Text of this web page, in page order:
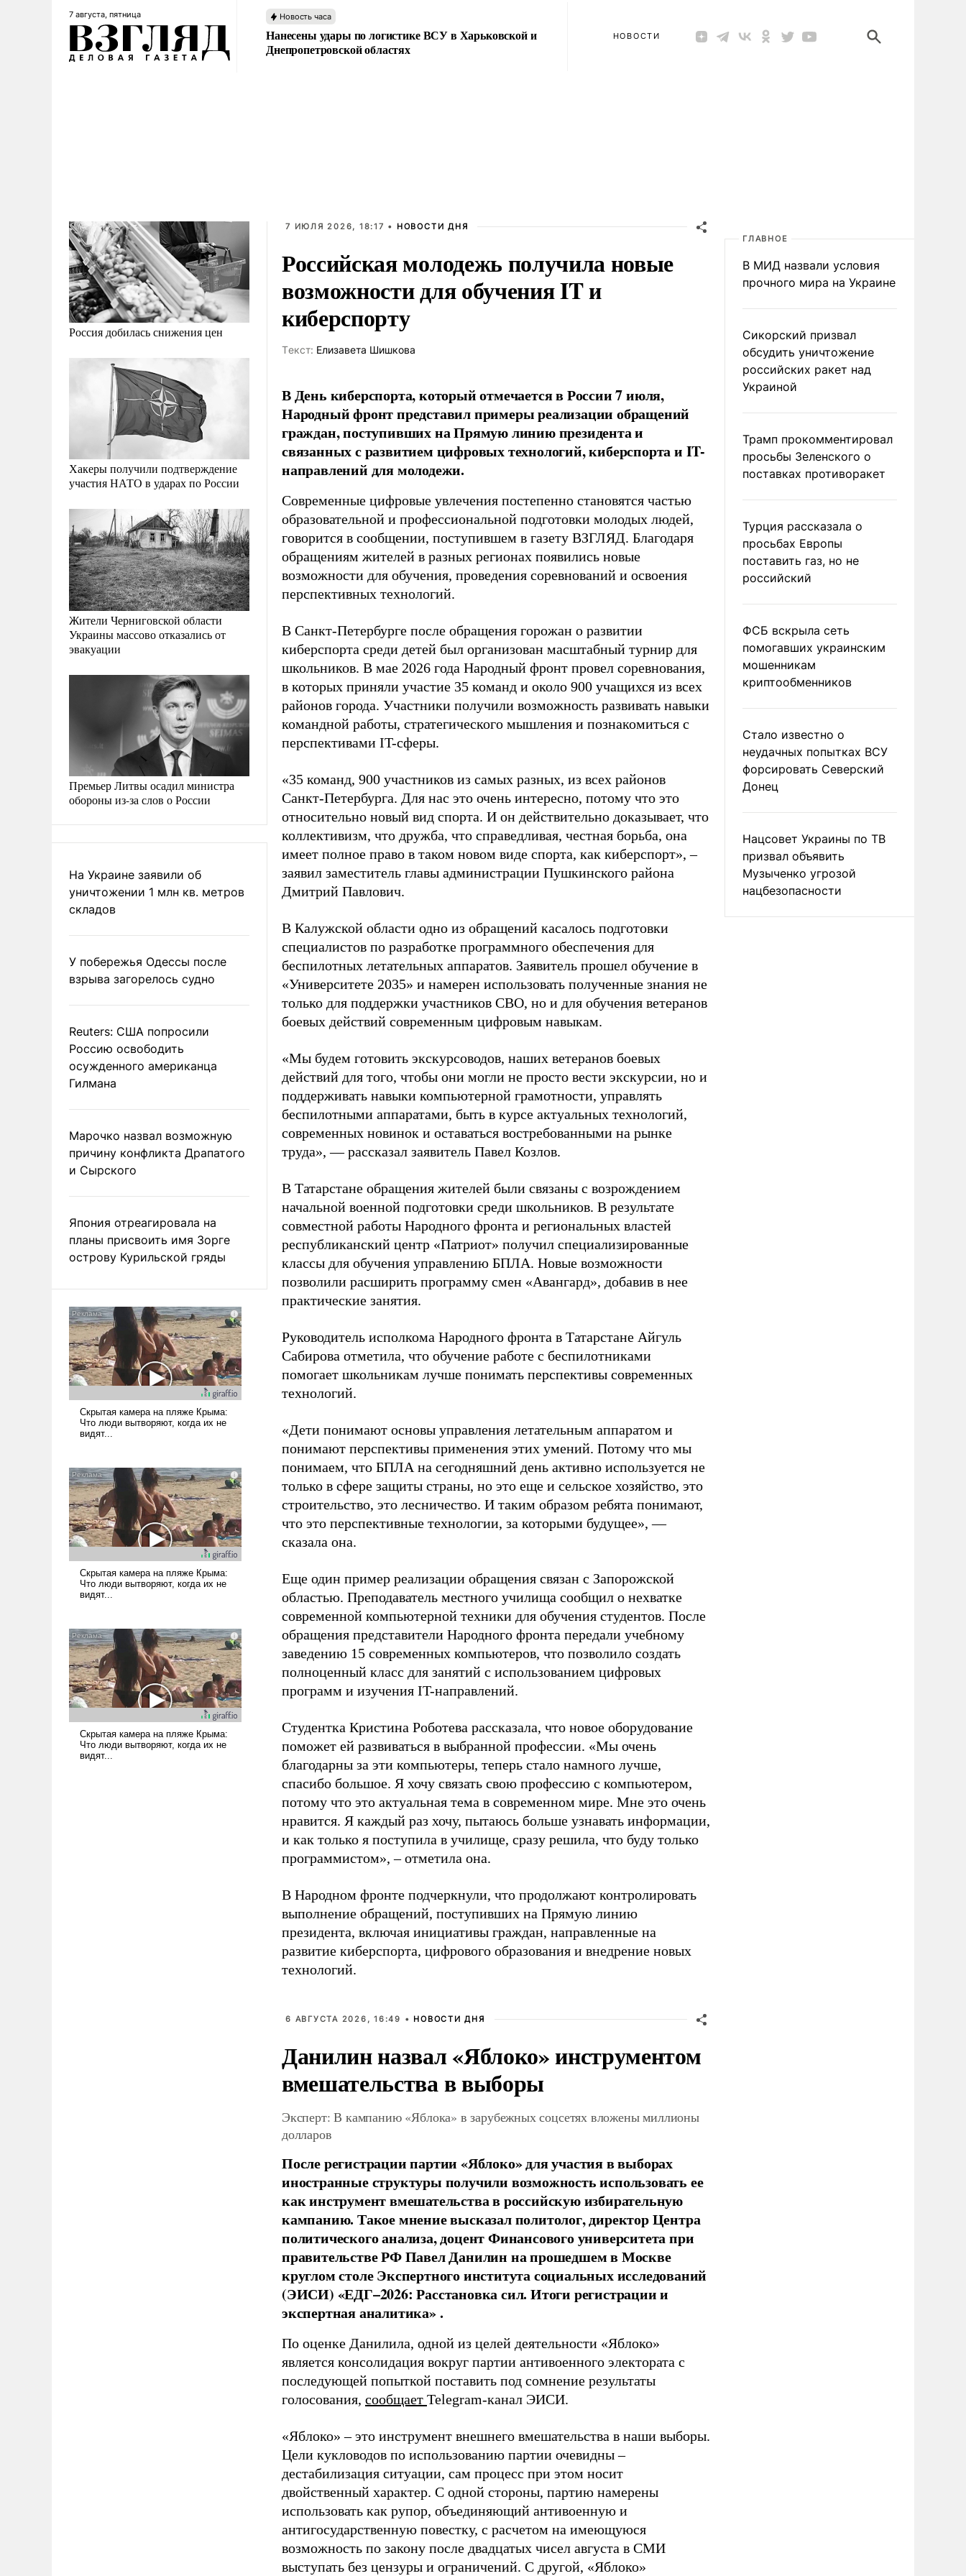
7 августа, пятница Новость часа
Нанесены удары по логистике ВСУ в Харьковской и
Днепропетровской областях
НОВОСТИ
Россия добилась снижения цен
Хакеры получили подтверждение
участия НАТО в ударах по России
Жители Черниговской области
Украины массово отказались от
эвакуации
Премьер Литвы осадил министра
обороны из-за слов о России
На Украине заявили об
уничтожении 1 млн кв. метров
складов
У побережья Одессы после
взрыва загорелось судно
Reuters: США попросили
Россию освободить
осужденного американца
Гилмана
Марочко назвал возможную
причину конфликта Драпатого
и Сырского
Япония отреагировала на
планы присвоить имя Зорге
острову Курильской гряды
7 ИЮЛЯ 2026, 18:17 • НОВОСТИ ДНЯ
Российская молодежь получила новые
возможности для обучения IT и
киберспорту
Tекст: Елизавета Шишкова
В День киберспорта, который отмечается в России 7 июля,
Народный фронт представил примеры реализации обращений
граждан, поступивших на Прямую линию президента и
связанных с развитием цифровых технологий, киберспорта и IT-
направлений для молодежи.
Cовременные цифровые увлечения постепенно становятся частью
образовательной и профессиональной подготовки молодых людей,
говорится в сообщении, поступившем в газету ВЗГЛЯД. Благодаря
обращениям жителей в разных регионах появились новые
возможности для обучения, проведения соревнований и освоения
перспективных технологий.
В Санкт-Петербурге после обращения горожан о развитии
киберспорта среди детей был организован масштабный турнир для
школьников. В мае 2026 года Народный фронт провел соревнования,
в которых приняли участие 35 команд и около 900 учащихся из всех
районов города. Участники получили возможность развивать навыки
командной работы, стратегического мышления и познакомиться с
перспективами IT-сферы.
«35 команд, 900 участников из самых разных, из всех районов
Санкт-Петербурга. Для нас это очень интересно, потому что это
относительно новый вид спорта. И он действительно доказывает, что
коллективизм, что дружба, что справедливая, честная борьба, она
имеет полное право в таком новом виде спорта, как киберспорт», –
заявил заместитель главы администрации Пушкинского района
Дмитрий Павлович.
В Калужской области одно из обращений касалось подготовки
специалистов по разработке программного обеспечения для
беспилотных летательных аппаратов. Заявитель прошел обучение в
«Университете 2035» и намерен использовать полученные знания не
только для поддержки участников СВО, но и для обучения ветеранов
боевых действий современным цифровым навыкам.
«Мы будем готовить экскурсоводов, наших ветеранов боевых
действий для того, чтобы они могли не просто вести экскурсии, но и
поддерживать навыки компьютерной грамотности, управлять
беспилотными аппаратами, быть в курсе актуальных технологий,
современных новинок и оставаться востребованными на рынке
труда», — рассказал заявитель Павел Козлов.
В Татарстане обращения жителей были связаны с возрождением
начальной военной подготовки среди школьников. В результате
совместной работы Народного фронта и региональных властей
республиканский центр «Патриот» получил специализированные
классы для обучения управлению БПЛА. Новые возможности
позволили расширить программу смен «Авангард», добавив в нее
практические занятия.
Руководитель исполкома Народного фронта в Татарстане Айгуль
Сабирова отметила, что обучение работе с беспилотниками
помогает школьникам лучше понимать перспективы современных
технологий.
«Дети понимают основы управления летательным аппаратом и
понимают перспективы применения этих умений. Потому что мы
понимаем, что БПЛА на сегодняшний день активно используется не
только в сфере защиты страны, но это еще и сельское хозяйство, это
строительство, это лесничество. И таким образом ребята понимают,
что это перспективные технологии, за которыми будущее», —
сказала она.
Еще один пример реализации обращения связан с Запорожской
областью. Преподаватель местного училища сообщил о нехватке
современной компьютерной техники для обучения студентов. После
обращения представители Народного фронта передали учебному
заведению 15 современных компьютеров, что позволило создать
полноценный класс для занятий с использованием цифровых
программ и изучения IT-направлений.
Студентка Кристина Роботева рассказала, что новое оборудование
поможет ей развиваться в выбранной профессии. «Мы очень
благодарны за эти компьютеры, теперь стало намного лучше,
спасибо большое. Я хочу связать свою профессию с компьютером,
потому что это актуальная тема в современном мире. Мне это очень
нравится. Я каждый раз хочу, пытаюсь больше узнавать информации,
и как только я поступила в училище, сразу решила, что буду только
программистом», – отметила она.
В Народном фронте подчеркнули, что продолжают контролировать
выполнение обращений, поступивших на Прямую линию
президента, включая инициативы граждан, направленные на
развитие киберспорта, цифрового образования и внедрение новых
технологий.
6 АВГУСТА 2026, 16:49 • НОВОСТИ ДНЯ
Данилин назвал «Яблоко» инструментом
вмешательства в выборы
Эксперт: В кампанию «Яблока» в зарубежных соцсетях вложены миллионы
долларов
После регистрации партии «Яблоко» для участия в выборах
иностранные структуры получили возможность использовать ее
как инструмент вмешательства в российскую избирательную
кампанию. Такое мнение высказал политолог, директор Центра
политического анализа, доцент Финансового университета при
правительстве РФ Павел Данилин на прошедшем в Москве
круглом столе Экспертного института социальных исследований
(ЭИСИ) «ЕДГ–2026: Расстановка сил. Итоги регистрации и
экспертная аналитика» .
По оценке Данилила, одной из целей деятельности «Яблоко»
является консолидация вокруг партии антивоенного электората с
последующей попыткой поставить под сомнение результаты
голосования, сообщает Telegram-канал ЭИСИ.
«Яблоко» – это инструмент внешнего вмешательства в наши выборы.
Цели кукловодов по использованию партии очевидны –
дестабилизация ситуации, сам процесс при этом носит
двойственный характер. С одной стороны, партию намерены
использовать как рупор, объединяющий антивоенную и
антигосударственную повестку, с расчетом на имеющуюся
возможность по закону после двадцатых чисел августа в СМИ
выступать без цензуры и ограничений. С другой, «Яблоко»
ГЛАВНОЕ
В МИД назвали условия
прочного мира на Украине
Сикорский призвал
обсудить уничтожение
российских ракет над
Украиной
Трамп прокомментировал
просьбы Зеленского о
поставках противоракет
Турция рассказала о
просьбах Европы
поставить газ, но не
российский
ФСБ вскрыла сеть
помогавших украинским
мошенникам
криптообменников
Стало известно о
неудачных попытках ВСУ
форсировать Северский
Донец
Нацсовет Украины по ТВ
призвал объявить
Музыченко угрозой
нацбезопасности